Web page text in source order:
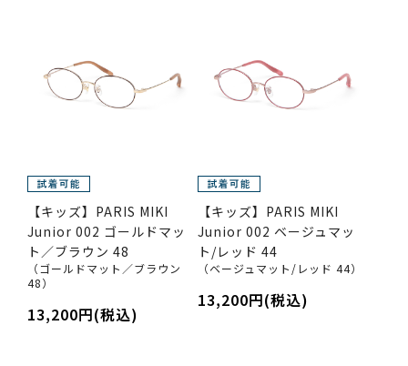
【キッズ】PARIS MIKI
Junior 002 ゴールドマッ
ト／ブラウン 48
（ゴールドマット／ブラウン
48）
13,200円(税込)
【キッズ】PARIS MIKI
Junior 002 ベージュマッ
ト/レッド 44
（ベージュマット/レッド 44）
13,200円(税込)